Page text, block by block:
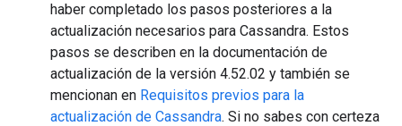
haber completado los pasos posteriores a la
actualización necesarios para Cassandra. Estos
pasos se describen en la documentación de
actualización de la versión 4.52.02 y también se
mencionan en Requisitos previos para la
actualización de Cassandra. Si no sabes con certeza